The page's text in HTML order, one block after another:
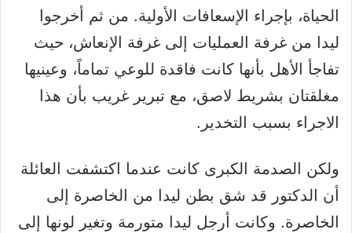
الحياة، بإجراء الإسعافات الأولية. من ثم أخرجوا
ليدا من غرفة العمليات إلى غرفة الإنعاش، حيث
تفاجأ الأهل بأنها كانت فاقدة للوعي تماماً، وعينيها
مغلقتان بشريط لاصق، مع تبرير غريب بأن هذا
الاجراء بسبب التخدير.
ولكن الصدمة الكبرى كانت عندما اكتشفت العائلة
أن الدكتور قد شق بطن ليدا من الخاصرة إلى
الخاصرة. وكانت أرجل ليدا متورمة وتغير لونها إلى